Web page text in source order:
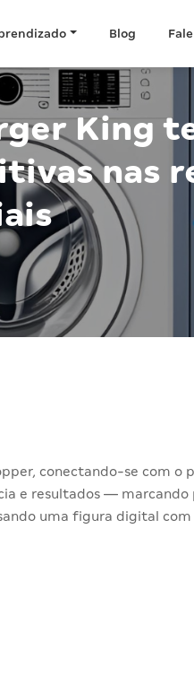
Blog
King
nas
conectando-se com
e resultados —
uma figura digital